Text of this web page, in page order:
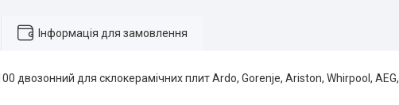
Інформація для замовлення
двозонний для склокерамічних плит Ardo, Gorenje, Ariston, Whirpool, AEG,